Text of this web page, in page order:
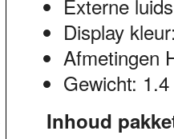
Externe
Display
Afmetingen
Gewicht:
Inhoud